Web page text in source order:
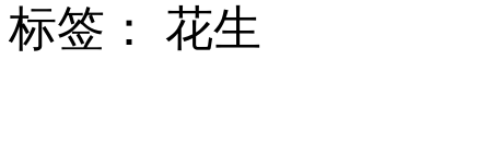
标签： 花生